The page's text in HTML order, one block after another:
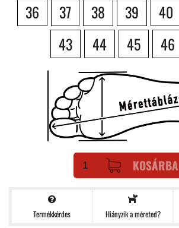
36 37 38 39 40
43
44 45 46
KOSÁRBA
Termékkérdes Hiányzik a méreted?